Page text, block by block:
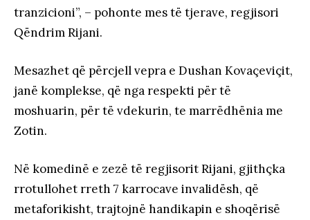
tranzicioni”, – pohonte mes të tjerave, regjisori
Qëndrim Rijani.
Mesazhet që përcjell vepra e Dushan Kovaçeviçit,
janë komplekse, që nga respekti për të
moshuarin, për të vdekurin, te marrëdhënia me
Zotin.
Në komedinë e zezë të regjisorit Rijani, gjithçka
rrotullohet rreth 7 karrocave invalidësh, që
metaforikisht, trajtojnë handikapin e shoqërisë